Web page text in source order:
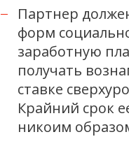
Партнер
форм
заработную
получать
ставке
Крайний срок
никоим